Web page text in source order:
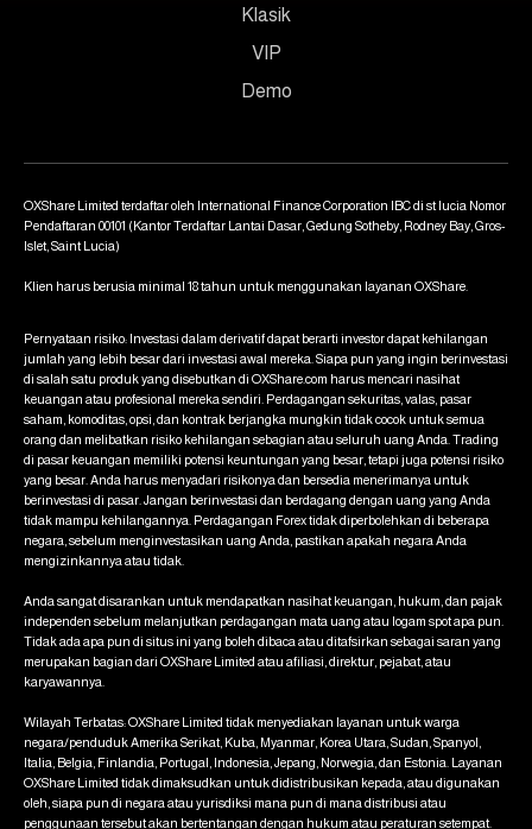
Klasik
VIP
Demo
OXShare Limited terdaftar oleh International Finance Corporation IBC di st lucia Nomor
Pendaftaran 00101 (Kantor Terdaftar Lantai Dasar, Gedung Sotheby, Rodney Bay, Gros-
Islet, Saint Lucia)
Klien harus berusia minimal 18 tahun untuk menggunakan layanan OXShare.
Pernyataan risiko: Investasi dalam derivatif dapat berarti investor dapat kehilangan
jumlah yang lebih besar dari investasi awal mereka. Siapa pun yang ingin berinvestasi
di salah satu produk yang disebutkan di OXShare.com harus mencari nasihat
keuangan atau profesional mereka sendiri. Perdagangan sekuritas, valas, pasar
saham, komoditas, opsi, dan kontrak berjangka mungkin tidak cocok untuk semua
orang dan melibatkan risiko kehilangan sebagian atau seluruh uang Anda. Trading
di pasar keuangan memiliki potensi keuntungan yang besar, tetapi juga potensi risiko
yang besar. Anda harus menyadari risikonya dan bersedia menerimanya untuk
berinvestasi di pasar. Jangan berinvestasi dan berdagang dengan uang yang Anda
tidak mampu kehilangannya. Perdagangan Forex tidak diperbolehkan di beberapa
negara, sebelum menginvestasikan uang Anda, pastikan apakah negara Anda
mengizinkannya atau tidak.
Anda sangat disarankan untuk mendapatkan nasihat keuangan, hukum, dan pajak
independen sebelum melanjutkan perdagangan mata uang atau logam spot apa pun.
Tidak ada apa pun di situs ini yang boleh dibaca atau ditafsirkan sebagai saran yang
merupakan bagian dari OXShare Limited atau afiliasi, direktur, pejabat, atau
karyawannya.
Wilayah Terbatas: OXShare Limited tidak menyediakan layanan untuk warga
negara/penduduk Amerika Serikat, Kuba, Myanmar, Korea Utara, Sudan, Spanyol,
Italia, Belgia, Finlandia, Portugal, Indonesia, Jepang, Norwegia, dan Estonia. Layanan
OXShare Limited tidak dimaksudkan untuk didistribusikan kepada, atau digunakan
oleh, siapa pun di negara atau yurisdiksi mana pun di mana distribusi atau
penggunaan tersebut akan bertentangan dengan hukum atau peraturan setempat.